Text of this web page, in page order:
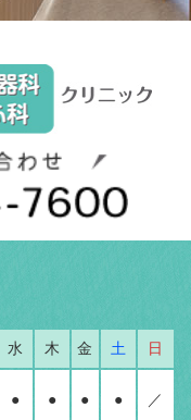
水 木 金 土 日
● ● ● ● ／